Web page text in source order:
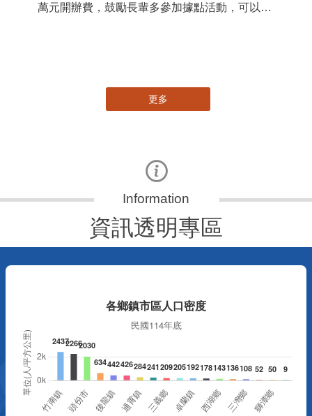
萬元開辦費，鼓勵長輩多參加據點活動，可以更
更多
資訊透明專區